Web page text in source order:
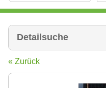
Detailsuche
« Zurück